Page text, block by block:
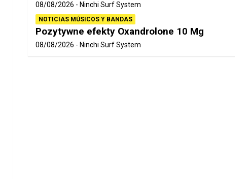
08/08/2026 Ninchi Surf System
NOTICIAS MÚSICOS Y BANDAS
Pozytywne efekty Oxandrolone 10 Mg
08/08/2026 Ninchi Surf System